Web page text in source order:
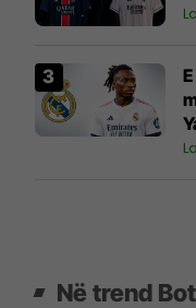
Në trend